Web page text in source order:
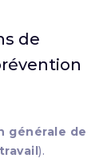
de
générale de
).